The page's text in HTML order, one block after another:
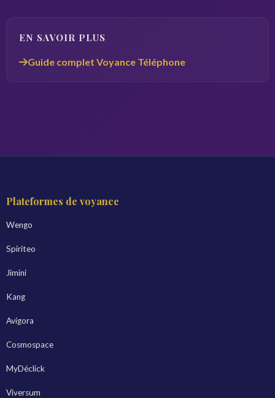
EN SAVOIR PLUS
Guide complet Voyance Téléphone
Plateformes de voyance
Wengo
Spiriteo
Jimini
Kang
Avigora
Cosmospace
MyDéclick
Viversum